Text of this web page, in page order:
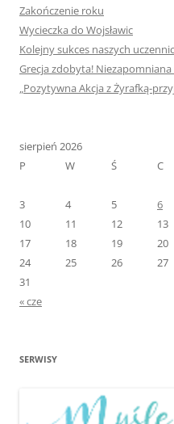
Zakończenie roku
Wycieczka do Wojsławic
Kolejny sukces naszych
Grecja zdobyta!
„Pozytywna Akcja z Żyrafką-
sierpień 2026
P
W Ś C
3
4 5 6
10
11 12 13
17
18 19 20
24
25 26 27
31
« cze
SERWISY